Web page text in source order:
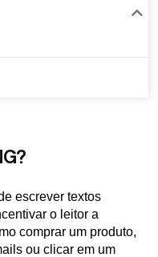
escrever textos
o leitor a
comprar um produto,
ou clicar em um